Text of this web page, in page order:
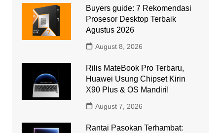
Buyers guide: 7 Rekomendasi
Prosesor Desktop Terbaik
Agustus 2026
August 8, 2026
Rilis MateBook Pro Terbaru,
Huawei Usung Chipset Kirin
X90 Plus & OS Mandiri!
August 7, 2026
Rantai Pasokan Terhambat: